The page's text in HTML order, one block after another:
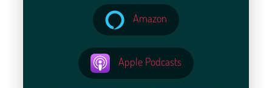
Amazon
Apple Podcasts